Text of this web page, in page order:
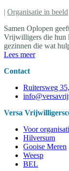
| Organisatie in beeld
Samen Oplopen
Vrijwilligers die hun
gezinnen die wat
Lees meer
Contact
Ruitersweg
Versa
Voor
Hilversum
Gooise Meren
Weesp
BEL